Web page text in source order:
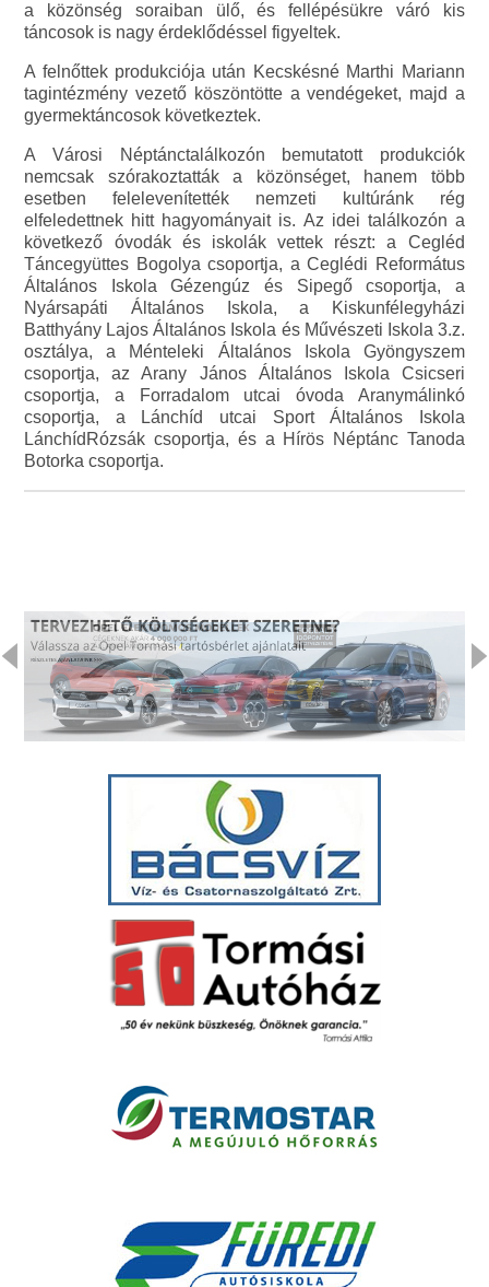
a közönség soraiban ülő, és fellépésükre váró kis
táncosok is nagy érdeklődéssel figyeltek.
A felnőttek produkciója után Kecskésné Marthi Mariann
tagintézmény vezető köszöntötte a vendégeket, majd a
gyermektáncosok következtek.
A Városi Néptánctalálkozón bemutatott produkciók
nemcsak szórakoztatták a közönséget, hanem több
esetben felelevenítették nemzeti kultúránk rég
elfeledettnek hitt hagyományait is. Az idei találkozón a
következő óvodák és iskolák vettek részt: a Cegléd
Táncegyüttes Bogolya csoportja, a Ceglédi Református
Általános Iskola Gézengúz és Sipegő csoportja, a
Nyársapáti Általános Iskola, a Kiskunfélegyházi
Batthyány Lajos Általános Iskola és Művészeti Iskola 3.z.
osztálya, a Ménteleki Általános Iskola Gyöngyszem
csoportja, az Arany János Általános Iskola Csicseri
csoportja, a Forradalom utcai óvoda Aranymálinkó
csoportja, a Lánchíd utcai Sport Általános Iskola
LánchídRózsák csoportja, és a Hírös Néptánc Tanoda
Botorka csoportja.